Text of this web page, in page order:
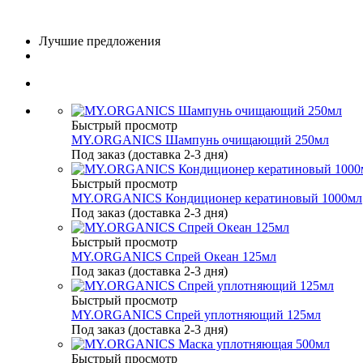
Лучшие предложения
Быстрый просмотр
MY.ORGANICS Шампунь очищающий 250мл
Под заказ (доставка 2-3 дня)
Быстрый просмотр
MY.ORGANICS Кондиционер кератиновый 1000мл
Под заказ (доставка 2-3 дня)
Быстрый просмотр
MY.ORGANICS Спрей Океан 125мл
Под заказ (доставка 2-3 дня)
Быстрый просмотр
MY.ORGANICS Спрей уплотняющий 125мл
Под заказ (доставка 2-3 дня)
Быстрый просмотр